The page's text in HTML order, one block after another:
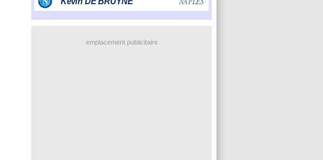
emplacement publicitaire